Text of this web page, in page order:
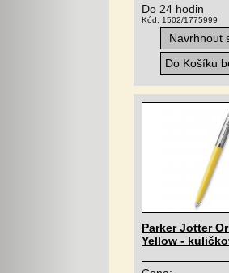
Do 24 hodin
Kód: 1502/1775999
Navrhnout
Do Košíku
Parker Jotter
Yellow -